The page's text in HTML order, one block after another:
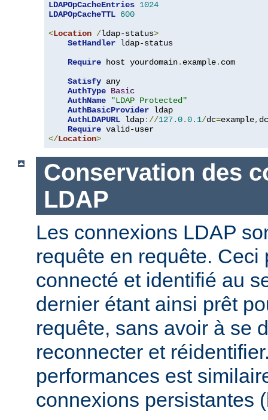
LDAPOpCacheEntries 1024
LDAPOpCacheTTL 600
<Location /ldap-status>
SetHandler ldap-status
Require host yourdomain. example. com
Satisfy any
AuthType Basic
AuthName
"LDAP Protected"
AuthBasicProvider ldap
AuthLDAPURL ldap://127.0.0.1/dc=example, dc
Require
</Location>
Conservation des
LDAP
Les connexions LDAP
requête en requête. Ceci
connecté et identifié au
dernier étant ainsi prêt
requête, sans avoir à se
reconnecter et
performances est
connexions persistantes